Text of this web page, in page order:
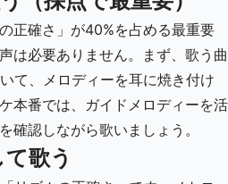
正確さ」が40%を占める最重要
は必要ありません。まず、歌う曲
て、メロディーを耳に焼き付け
本番では、ガイドメロディーを活
確認しながら歌いましょう。
歌う